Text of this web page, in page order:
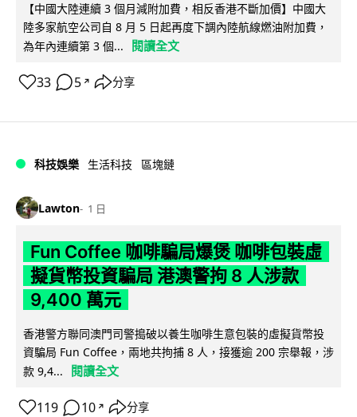
【中國大陸連續 3 個月減附加費，相反香港不斷加價】中國大
陸多家航空公司自 8 月 5 日起再度下調內陸航線燃油附加費，
為年內連續第 3 個...
閱讀全文
33 5 ↗ 分享
科技娛樂 生活科技 區塊鏈
Lawton 1 日
Fun Coffee 咖啡騙局爆煲 咖啡包裝虛
擬貨幣投資騙局 港澳警拘 8 人涉款
9,400 萬元
香港警方聯同澳門司警搗破以養生咖啡生意包裝的虛擬貨幣投
資騙局 Fun Coffee，兩地共拘捕 8 人，接獲逾 200 宗舉報，涉
款 9,4...
閱讀全文
119 10 ↗ 分享